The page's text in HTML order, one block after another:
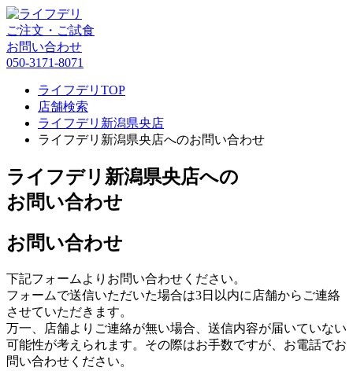
ご注文・ご試食
お問い合わせ
050-3171-8071
ライフデリTOP
店舗検索
ライフデリ新潟県央店
ライフデリ新潟県央店へのお問い合わせ
ライフデリ新潟県央店への
お問い合わせ
お問い合わせ
下記フォームよりお問い合わせください。
フォームで送信いただいた場合は3日以内に店舗からご連絡
させていただきます。
万一、店舗よりご連絡が無い場合、送信内容が届いていない
可能性が考えられます。その際はお手数ですが、お電話でお
問い合わせください。